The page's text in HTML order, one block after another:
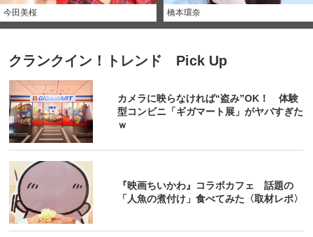
今田美桜 橋本環奈
クランクイン！トレンド Pick Up
カメラに映らなければ“盗み”OK！ 体験
型コンビニ「ギガマート展」がヤバすぎた
ｗ
『映画ちいかわ』コラボカフェ 話題の
「人魚の煮付け」食べてみた〈取材レポ〉